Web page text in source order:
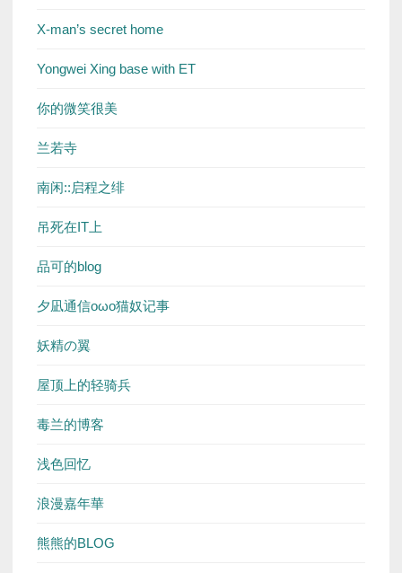
X-man’s secret home
Yongwei Xing base with ET
你的微笑很美
兰若寺
南闲::启程之绯
吊死在IT上
品可的blog
夕凪通信oωo猫奴记事
妖精の翼
屋顶上的轻骑兵
毒兰的博客
浅色回忆
浪漫嘉年華
熊熊的BLOG